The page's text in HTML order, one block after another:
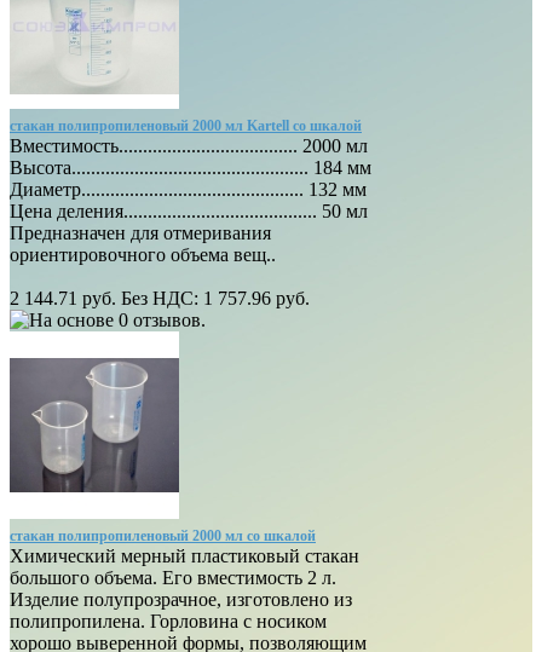
стакан полипропиленовый 2000 мл Kartell со шкалой
Вместимость..................................... 2000 мл
Высота................................................. 184 мм
Диаметр.............................................. 132 мм
Цена деления........................................ 50 мл
Предназначен для отмеривания
ориентировочного объема вещ..
2 144.71 руб. Без НДС: 1 757.96 руб.
стакан полипропиленовый 2000 мл со шкалой
Химический мерный пластиковый стакан
большого объема. Его вместимость 2 л.
Изделие полупрозрачное, изготовлено из
полипропилена. Горловина с носиком
хорошо выверенной формы, позволяющим